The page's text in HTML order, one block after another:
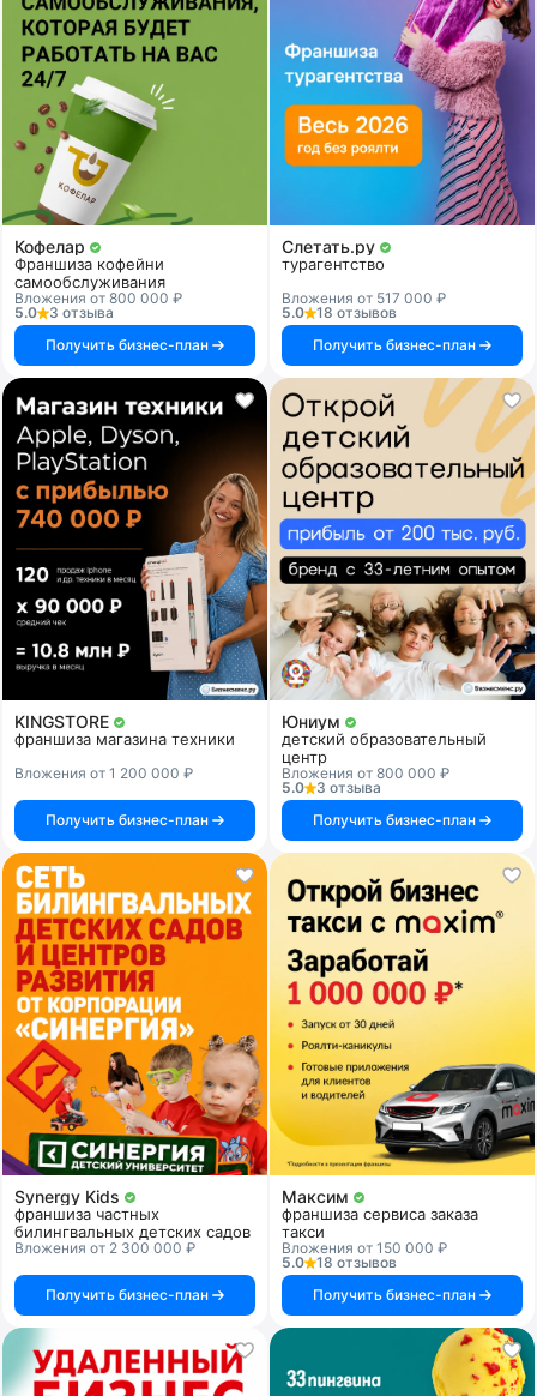
Кофелар
Франшиза кофейни
самообслуживания
Вложения от 800 000 ₽
5.0
3 отзыва
Получить бизнес-план
Слетать.ру
турагентство
Вложения от 517 000 ₽
5.0
18 отзывов
Получить бизнес-план
KINGSTORE
франшиза магазина техники
Вложения от 1 200 000 ₽
Получить бизнес-план
Юниум
детский образовательный
центр
Вложения от 800 000 ₽
5.0
3 отзыва
Получить бизнес-план
Synergy Kids
франшиза частных
билингвальных детских садов
Вложения от 2 300 000 ₽
Получить бизнес-план
Максим
франшиза сервиса заказа
такси
Вложения от 150 000 ₽
5.0
18 отзывов
Получить бизнес-план